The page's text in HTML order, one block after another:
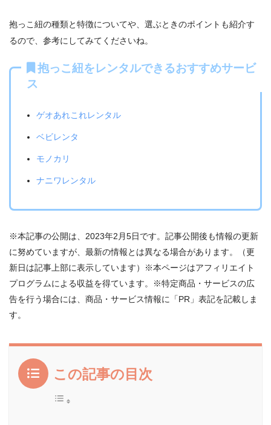
抱っこ紐の種類と特徴についてや、選ぶときのポイントも紹介す
るので、参考にしてみてくださいね。
抱っこ紐をレンタルできるおすすめサービ
ス
ゲオあれこれレンタル
ベビレンタ
モノカリ
ナニワレンタル
※本記事の公開は、2023年2月5日です。記事公開後も情報の更新
に努めていますが、最新の情報とは異なる場合があります。（更
新日は記事上部に表示しています）※本ページはアフィリエイト
プログラムによる収益を得ています。※特定商品・サービスの広
告を行う場合には、商品・サービス情報に「PR」表記を記載しま
す。
この記事の目次